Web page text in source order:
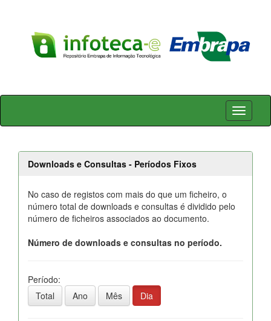
Skip
Downloads e Consultas - Períodos Fixos
No caso de registos com mais do que um ficheiro, o
número total de downloads e consultas é dividido pelo
número de ficheiros associados ao documento.
Número de downloads e consultas no período.
Período:
Total
Ano Mês Dia